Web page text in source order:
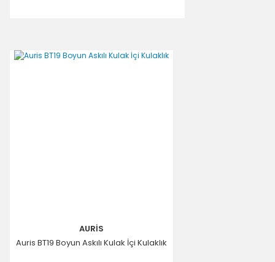
AURİS
Auris BT19 Boyun Askılı Kulak İçi Kulaklık